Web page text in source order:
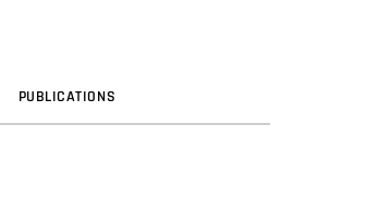
PUBLICATIONS